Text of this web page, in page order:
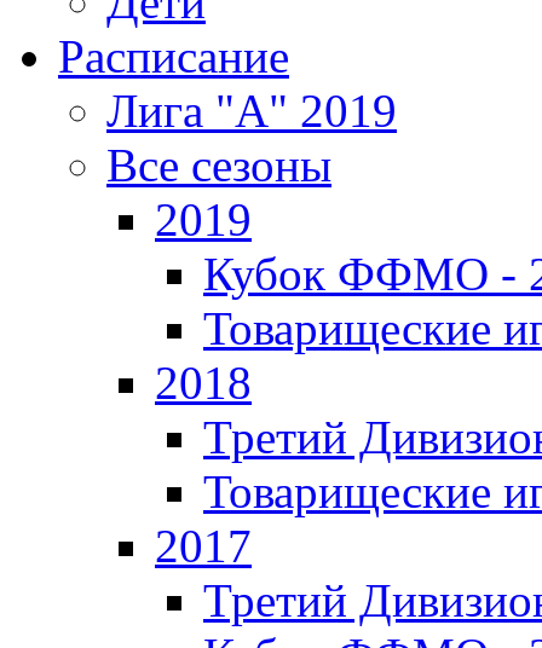
Расписание
Лига "А" 2019
Все сезоны
2019
Кубок ФФМО -
Товарищеские
2018
Третий
Товарищеские
2017
Третий